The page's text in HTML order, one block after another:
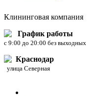
Клининговая компания
График работы
c 9:00 до 20:00 без выходных
Краснодар
улица Северная